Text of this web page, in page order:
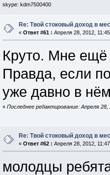
skype: kdm7500400
Re: Твой стоковый доход в
« Ответ #61 : Апреля 28, 2012,
Круто. Мне ещё
Правда, если
уже давно в
«Последнее редактирование: Апреля
Re: Твой стоковый доход в
« Ответ #62 : Апреля 28, 2012,
молодцы